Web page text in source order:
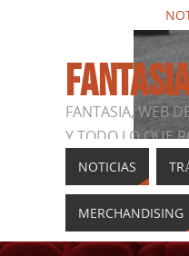
FANTASIA, WEB
Y TODO LO QUE
NOTICIAS
MERCHANDISING